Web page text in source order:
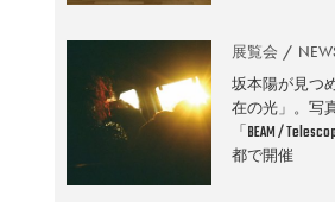
展覧会
坂本陽が見つ
在の光」。写
「BEAM /
都で開催